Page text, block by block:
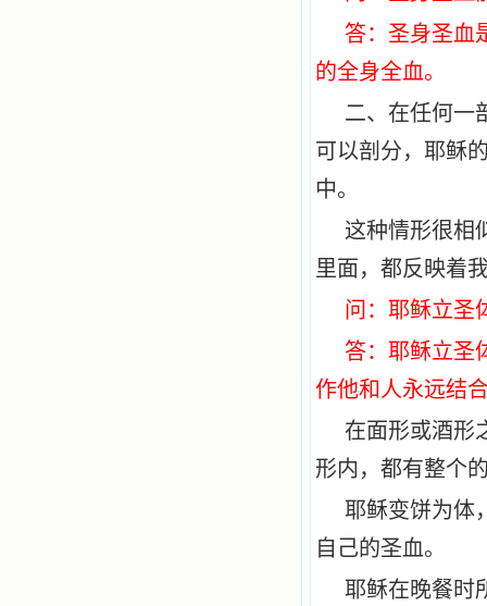
答：圣身圣血
的全身全血。
二、在任何一
可以剖分，耶稣
中。
这种情形很相
里面，都反映着
问：耶稣立圣
答：耶稣立圣
作他和人永远结
在面形或酒形
形内，都有整个
耶稣变饼为体
自己的圣血。
耶稣在晚餐时